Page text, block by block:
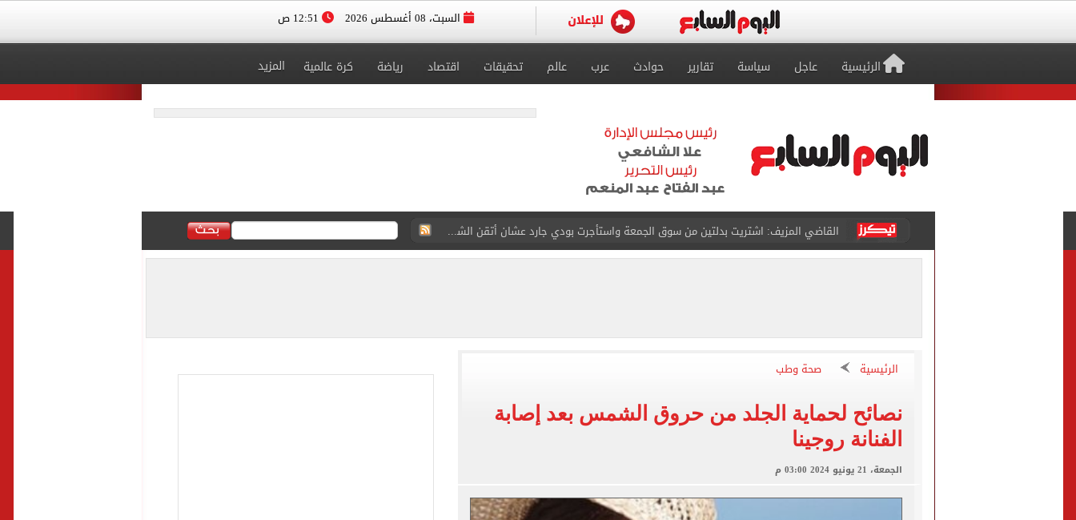
السبت، 08 أغسطس 2026
الرئيسية عاجل سياسة تقارير حوادث عرب عالم تحقيقات اقتصاد رياضة كرة عالمية المزيد
برشلونة يطرح تذاكر مواجهة الأهلي على كأس خوان جامبر
طرابزون سبور ينفي الحجز على مستحقات محمد صلاح
الأهلي ينهي مرانه الأول فى معسكر إسبانيا.. جلسة عموتة وفقرة بدنية.. صور
"تنظيم الاتصالات": تسجيل الخط باسم شخص لا يجعله مسؤولًا عن الجرائم المرتكبة به
الكشف عن قصر محمد صلاح الفاخر فى طرابزون.. صور
الاتحاد التركي يمنح طرابزون سبور رخصة مشاركة محمد صلاح
الرئيسية صحة وطب
نصائح لحماية الجلد من حروق الشمس بعد إصابة
الفنانة روجينا
الجمعة، 21 يونيو 2024 03:00 م